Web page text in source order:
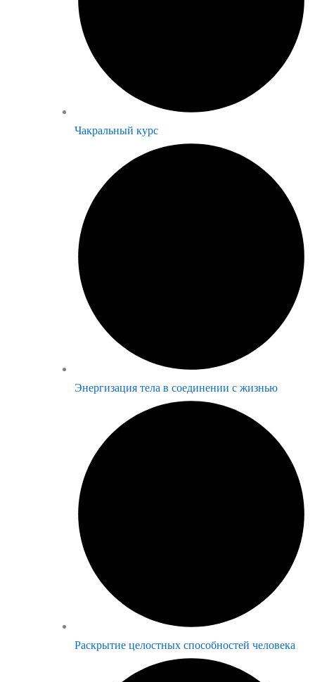
Чакральный курс
Энергизация тела в соединении с жизнью
Раскрытие целостных способностей человека